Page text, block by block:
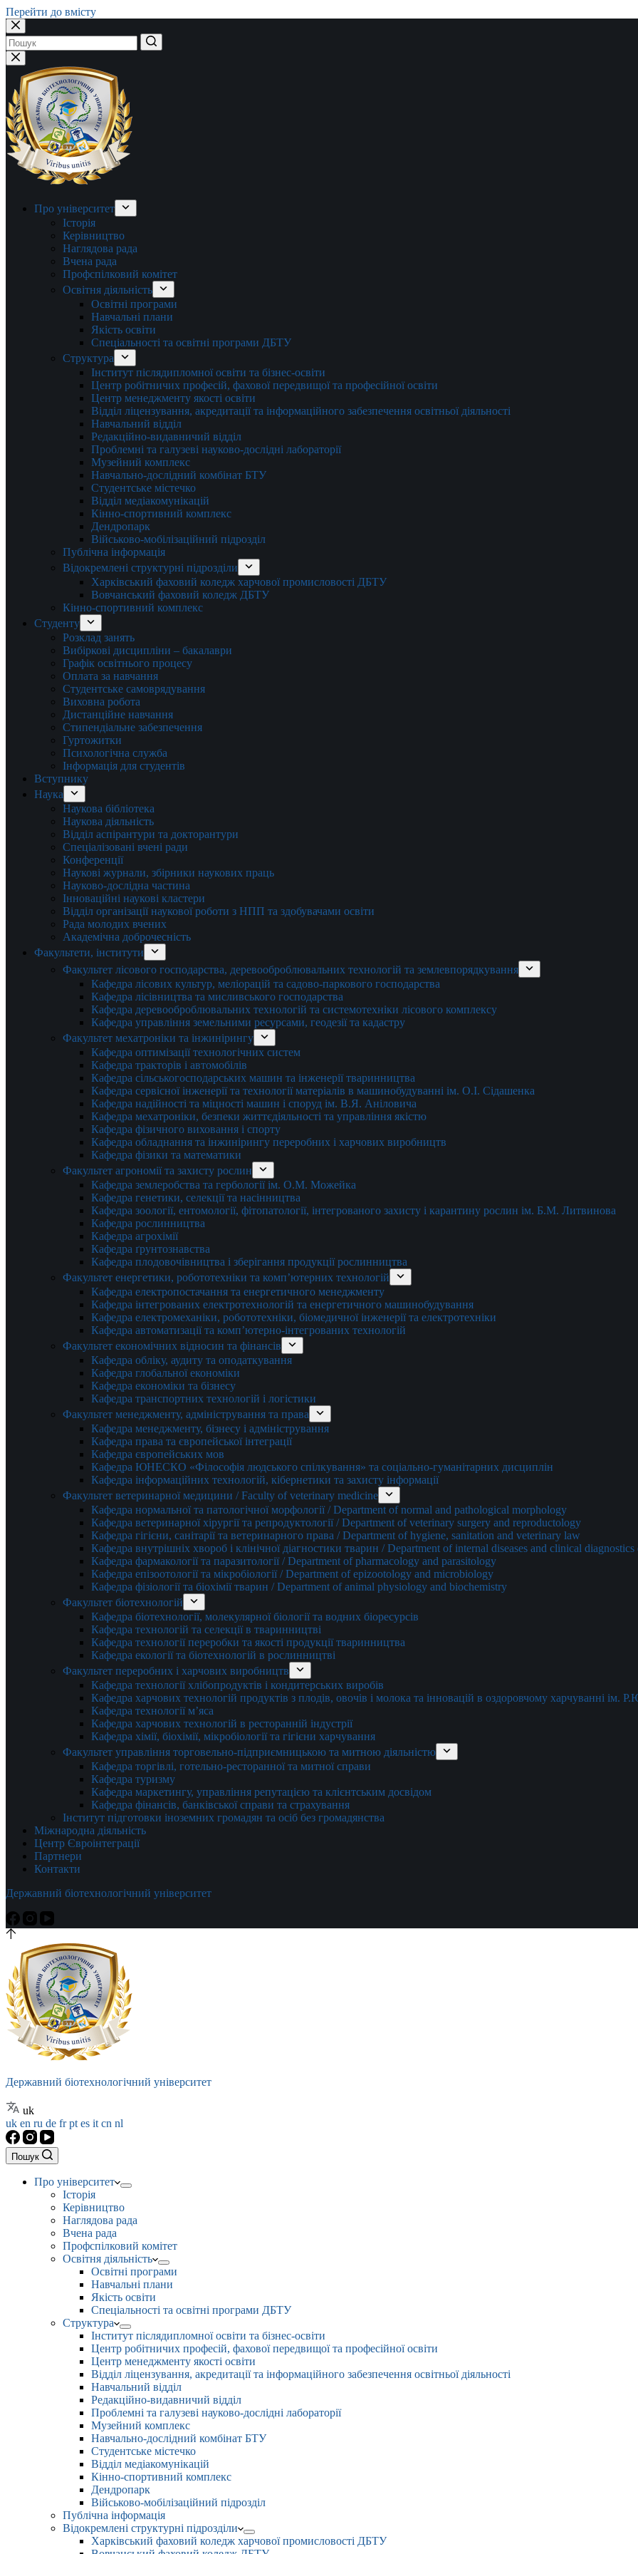
Перейти до вмісту
Немає
результатів
Про університет
Історія
Керівництво
Наглядова рада
Вчена рада
Профспілковий комітет
Освітня діяльність
Освітні програми
Навчальні плани
Якість освіти
Спеціальності та освітні програми ДБТУ
Структура
Інститут післядипломної освіти та бізнес-освіти
Центр робітничих професій, фахової передвищої та професійної освіти
Центр менеджменту якості освіти
Відділ ліцензування, акредитації та інформаційного забезпечення освітньої діяльності
Навчальний відділ
Редакційно-видавничий відділ
Проблемні та галузеві науково-дослідні лабораторії
Музейний комплекс
Навчально-дослідний комбінат БТУ
Студентське містечко
Відділ медіакомунікацій
Кінно-спортивний комплекс
Дендропарк
Військово-мобілізаційний підрозділ
Публічна інформація
Відокремлені структурні підрозділи
Харківський фаховий коледж харчової промисловості ДБТУ
Вовчанський фаховий коледж ДБТУ
Кінно-спортивний комплекс
Студенту
Розклад занять
Вибіркові дисципліни – бакалаври
Графік освітнього процесу
Оплата за навчання
Студентське самоврядування
Виховна робота
Дистанційне навчання
Стипендіальне забезпечення
Гуртожитки
Психологічна служба
Інформація для студентів
Вступнику
Наука
Наукова бібліотека
Наукова діяльність
Відділ аспірантури та докторантури
Спеціалізовані вчені ради
Конференції
Наукові журнали, збірники наукових праць
Науково-дослідна частина
Інноваційні наукові кластери
Відділ організації наукової роботи з НПП та здобувачами освіти
Рада молодих вчених
Академічна доброчесність
Факультети, інститути
Факультет лісового господарства, деревооброблювальних технологій та землевпорядкування
Кафедра лісових культур, меліорацій та садово-паркового господарства
Кафедра лісівництва та мисливського господарства
Кафедра деревооброблювальних технологій та системотехніки лісового комплексу
Кафедра управління земельними ресурсами, геодезії та кадастру
Факультет мехатроніки та інжинірингу
Кафедра оптимізації технологічних систем
Кафедра тракторів і автомобілів
Кафедра сільськогосподарських машин та інженерії тваринництва
Кафедра cервісної інженерії та технології матеріалів в машинобудуванні ім. О.І. Сідашенка
Кафедра надійності та міцності машин і споруд ім. В.Я. Аніловича
Кафедра мехатроніки, безпеки життєдіяльності та управління якістю
Кафедра фізичного виховання і спорту
Кафедра обладнання та інжинірингу переробних і харчових виробництв
Кафедра фізики та математики
Факультет агрономії та захисту рослин
Кафедра землеробства та гербології ім. О.М. Можейка
Кафедра генетики, селекції та насінництва
Кафедра зоології, ентомології, фітопатології, інтегрованого захисту і карантину рослин ім. Б.М. Литвинова
Кафедра рослинництва
Кафедра агрохімії
Кафедра ґрунтознавства
Кафедра плодовочівництва і зберігання продукції рослинництва
Факультет енергетики, робототехніки та комп’ютерних технологій
Кафедра електропостачання та енергетичного менеджменту
Кафедра інтегрованих електротехнологій та енергетичного машинобудування
Кафедра електромеханіки, робототехніки, біомедичної інженерії та електротехніки
Кафедра автоматизації та комп’ютерно-інтегрованих технологій
Факультет економічних відносин та фінансів
Кафедра обліку, аудиту та оподаткування
Кафедра глобальної економіки
Кафедра економіки та бізнесу
Кафедра транспортних технологій і логістики
Факультет менеджменту, адміністрування та права
Кафедра менеджменту, бізнесу і адміністрування
Кафедра права та європейської інтеграції
Кафедра європейських мов
Кафедра ЮНЕСКО «Філософія людського спілкування» та соціально-гуманітарних дисциплін
Кафедра інформаційних технологій, кібернетики та захисту інформації
Факультет ветеринарної медицини / Faculty of veterinary medicine
Кафедра нормальної та патологічної морфології / Department of normal and pathological morphology
Кафедра ветеринарної хірургії та репродуктології / Department of veterinary surgery and reproductology
Кафедра гігієни, санітарії та ветеринарного права / Department of hygiene, sanitation and veterinary law
Кафедра внутрішніх хвороб і клінічної діагностики тварин / Department of internal diseases and clinical
Кафедра фармакології та паразитології / Department of pharmacology and parasitology
Кафедра епізоотології та мікробіології / Department of epizootology and microbiology
Кафедра фізіології та біохімії тварин / Department of animal physiology and biochemistry
Факультет біотехнологій
Кафедра біотехнології, молекулярної біології та водних біоресурсів
Кафедра технологій та селекції в тваринництві
Кафедра технології переробки та якості продукції тваринництва
Кафедра екології та біотехнологій в рослинництві
Факультет переробних і харчових виробництв
Кафедра технології хлібопродуктів і кондитерських виробів
Кафедра харчових технологій продуктів з плодів, овочів і молока та інновацій в оздоровчому харчуванні ім.
Кафедра технології м’яса
Кафедра харчових технологій в ресторанній індустрії
Кафедра хімії, біохімії, мікробіології та гігієни харчування
Факультет управління торговельно-підприємницькою та митною діяльністю
Кафедра торгівлі, готельно-ресторанної та митної справи
Кафедра туризму
Кафедра маркетингу, управління репутацією та клієнтським досвідом
Кафедра фінансів, банківської справи та страхування
Інститут підготовки іноземних громадян та осіб без громадянства
Міжнародна діяльність
Центр Євроінтеграції
Партнери
Контакти
Державний біотехнологічний університет
Державний біотехнологічний університет
uk
uk en ru de frpt es it cn nl
Пошук
Про університет
Історія
Керівництво
Наглядова рада
Вчена рада
Профспілковий комітет
Освітня діяльність
Освітні програми
Навчальні плани
Якість освіти
Спеціальності та освітні програми ДБТУ
Структура
Інститут післядипломної освіти та бізнес-освіти
Центр робітничих професій, фахової передвищої та професійної освіти
Центр менеджменту якості освіти
Відділ ліцензування, акредитації та інформаційного забезпечення освітньої діяльності
Навчальний відділ
Редакційно-видавничий відділ
Проблемні та галузеві науково-дослідні лабораторії
Музейний комплекс
Навчально-дослідний комбінат БТУ
Студентське містечко
Відділ медіакомунікацій
Кінно-спортивний комплекс
Дендропарк
Військово-мобілізаційний підрозділ
Публічна інформація
Відокремлені структурні підрозділи
Харківський фаховий коледж харчової промисловості ДБТУ